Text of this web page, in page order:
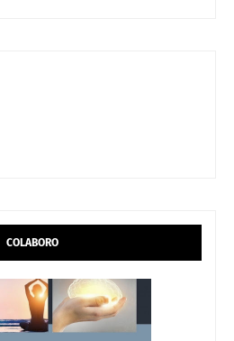
COLABORO